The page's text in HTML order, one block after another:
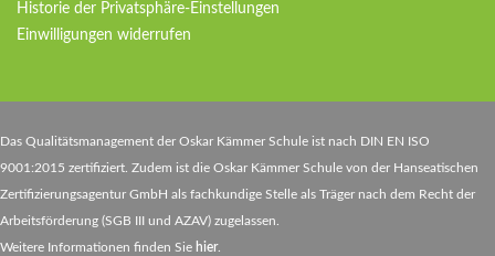
Historie der Privatsphäre-Einstellungen
Einwilligungen widerrufen
Das Qualitätsmanagement der Oskar Kämmer Schule ist nach DIN EN ISO
9001:2015 zertifiziert. Zudem ist die Oskar Kämmer Schule von der Hanseatischen
Zertifizierungsagentur GmbH als fachkundige Stelle als Träger nach dem Recht der
Arbeitsförderung (SGB III und AZAV) zugelassen.
Weitere Informationen finden Sie hier.